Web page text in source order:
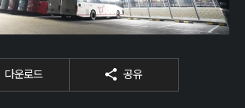
다운로드 공유